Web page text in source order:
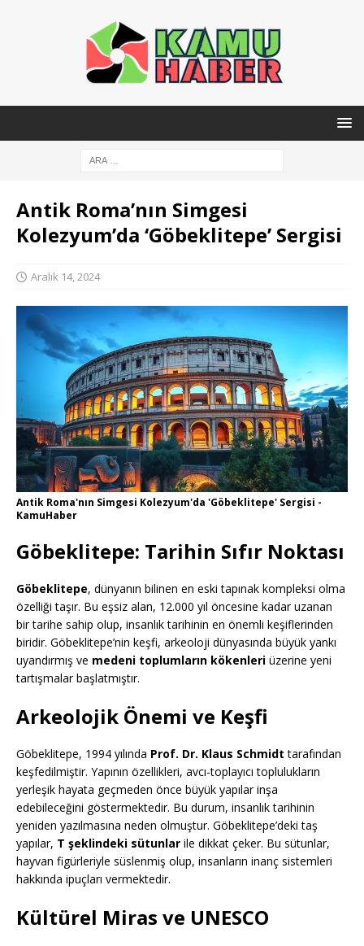
Antik Roma’nın Simgesi
Kolezyum’da ‘Göbeklitepe’ Sergisi
Aralık 14, 2024
Antik Roma'nın Simgesi Kolezyum'da 'Göbeklitepe' Sergisi -
KamuHaber
Göbeklitepe: Tarihin Sıfır Noktası
Göbeklitepe, dünyanın bilinen en eski tapınak kompleksi olma
özelliği taşır. Bu eşsiz alan, 12.000 yıl öncesine kadar uzanan
bir tarihe sahip olup, insanlık tarihinin en önemli keşiflerinden
biridir. Göbeklitepe’nin keşfi, arkeoloji dünyasında büyük yankı
uyandırmış ve medeni toplumların kökenleri üzerine yeni
tartışmalar başlatmıştır.
Arkeolojik Önemi ve Keşfi
Göbeklitepe, 1994 yılında Prof. Dr. Klaus Schmidt tarafından
keşfedilmiştir. Yapının özellikleri, avcı-toplayıcı toplulukların
yerleşik hayata geçmeden önce büyük yapılar inşa
edebileceğini göstermektedir. Bu durum, insanlık tarihinin
yeniden yazılmasına neden olmuştur. Göbeklitepe’deki taş
yapılar, T şeklindeki sütunlar ile dikkat çeker. Bu sütunlar,
hayvan figürleriyle süslenmiş olup, insanların inanç sistemleri
hakkında ipuçları vermektedir.
Kültürel Miras ve UNESCO